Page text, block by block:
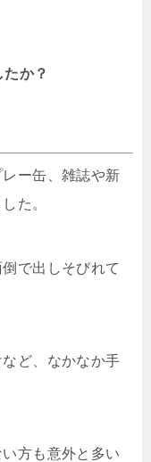
か？
ー缶、雑誌や新
た。
で出しそびれて
ど、なかなか手
方も意外と多い